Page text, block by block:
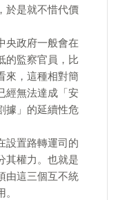
於是就不惜代價
央政府一般會在
的監察官員，比
來，這種相對簡
經無法達成「安
據」的延續性危
設置路轉運司的
其權力。也就是
由這三個互不統